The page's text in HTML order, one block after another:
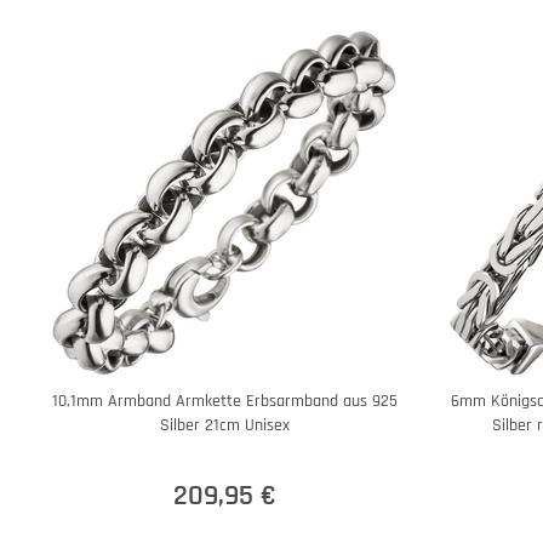
10,1mm Armband Armkette Erbsarmband aus 925
Silber 21cm Unisex
209,95 €
6mm
Silber